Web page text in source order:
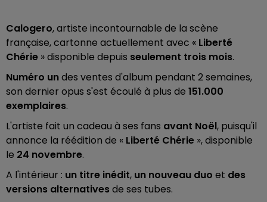
Calogero, artiste incontournable de la scène
française, cartonne actuellement avec « Liberté
Chérie » disponible depuis seulement trois mois.
Numéro undes ventes d'album pendant 2 semaines,
son dernier opus s'est écoulé à plus de 151.000
exemplaires.
L'artiste fait un cadeau à ses fans avant Noël, puisqu'il
annonce la réédition de « Liberté Chérie », disponible
le 24 novembre.
A l'intérieur : un titre inédit, un nouveau duo et des
versions alternativesde ses tubes.